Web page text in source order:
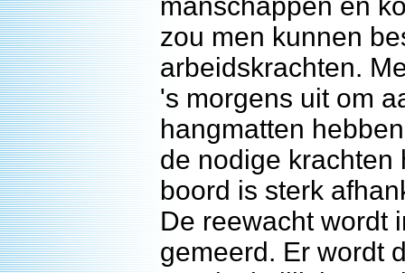
zou men kunnen
arbeidskrachten.
's morgens uit om
hangmatten
de nodige krachten
boord is sterk
De reewacht wordt
gemeerd. Er wordt